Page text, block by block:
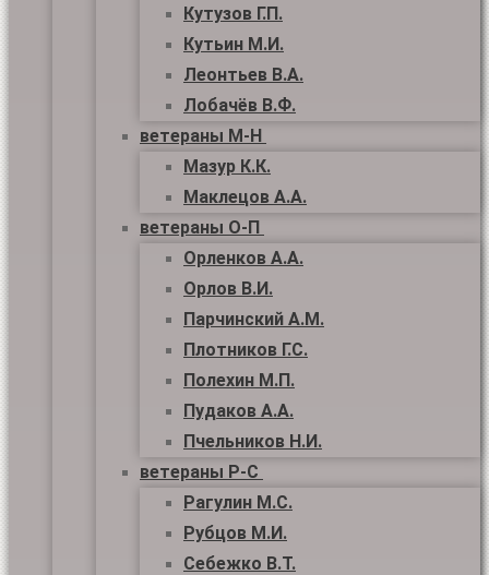
Кутузов Г.П.
Кутьин М.И.
Леонтьев В.А.
Лобачёв В.Ф.
ветераны М-Н
Мазур К.К.
Маклецов А.А.
ветераны О-П
Орленков А.А.
Орлов В.И.
Парчинский А.М.
Плотников Г.С.
Полехин М.П.
Пудаков А.А.
Пчельников Н.И.
ветераны Р-С
Рагулин М.С.
Рубцов М.И.
Себежко В.Т.